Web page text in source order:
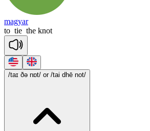
magyar
to tie the knot
/taɪ ðə nɒt/ or /tai dhē not/